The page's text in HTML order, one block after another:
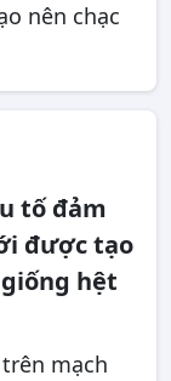
nên chạc
tố đảm
được tạo
hệt
mạch